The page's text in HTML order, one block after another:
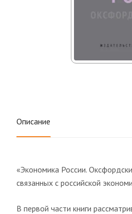
Описание
«Экономика России.
связанных с российской
В первой части книги